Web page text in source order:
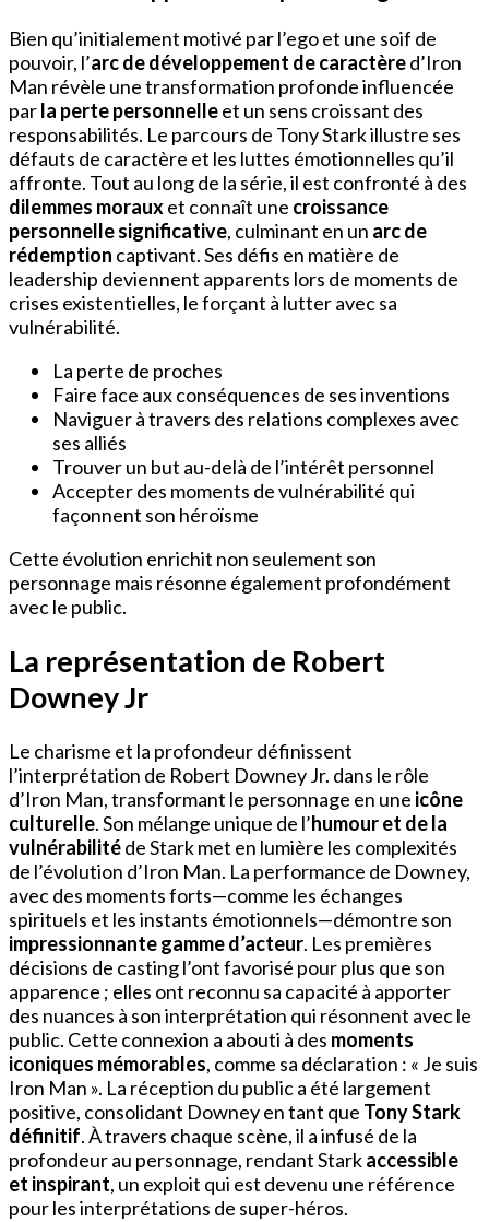
Bien qu’initialement motivé par l’ego et une soif de
pouvoir, l’arc de développement de caractèred’Iron
Man révèle une transformation profonde influencée
parla perte personnelleet un sens croissant des
responsabilités. Le parcours de Tony Stark illustre ses
défauts de caractère et les luttes émotionnelles qu’il
affronte. Tout au long de la série, il est confronté à des
dilemmes morauxet connaît une croissance
personnelle significative, culminant en un arc de
rédemption captivant. Ses défis en matière de
leadership deviennent apparents lors de moments de
crises existentielles, le forçant à lutter avec sa
vulnérabilité.
La perte de proches
Faire face aux conséquences de ses inventions
Naviguer à travers des relations complexes avec
ses alliés
Trouver un but au-delà de l’intérêt personnel
Accepter des moments de vulnérabilité qui
façonnent son héroïsme
Cette évolution enrichit non seulement son
personnage mais résonne également profondément
avec le public.
La représentation de Robert
Downey Jr
Le charisme et la profondeur définissent
l’interprétation de Robert Downey Jr. dans le rôle
d’Iron Man, transformant le personnage en une icône
culturelle. Son mélange unique de l’humour et de la
vulnérabilitéde Stark met en lumière les complexités
de l’évolution d’Iron Man. La performance de Downey,
avec des moments forts—comme les échanges
spirituels et les instants émotionnels—démontre son
impressionnante gamme d’acteur. Les premières
décisions de casting l’ont favorisé pour plus que son
apparence ; elles ont reconnu sa capacité à apporter
des nuances à son interprétation qui résonnent avec le
public. Cette connexion a abouti à des moments
iconiques mémorables, comme sa déclaration : « Je suis
Iron Man ». La réception du public a été largement
positive, consolidant Downey en tant que Tony Stark
définitif. À travers chaque scène, il a infusé de la
profondeur au personnage, rendant Starkaccessible
et inspirant, un exploit qui est devenu une référence
pour les interprétations de super-héros.